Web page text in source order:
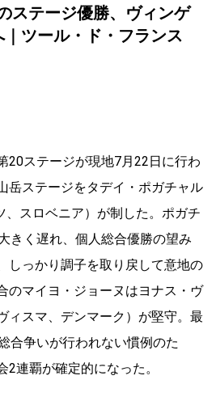
ステージ優勝、ヴィンゲ
ツール・ド・フランス
20ステージが現地7月22日に行わ
岳ステージをタデイ・ポガチャル
、スロベニア）が制した。ポガチ
きく遅れ、個人総合優勝の望み
しっかり調子を取り戻して意地の
のマイヨ・ジョーヌはヨナス・ヴ
ィスマ、デンマーク）が堅守。最
合争いが行われない慣例のた
連覇が確定的になった。